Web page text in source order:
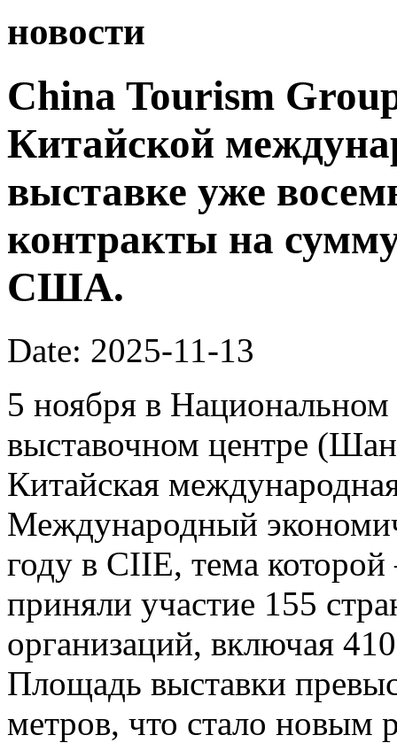
новости
China Tourism
Китайской
выставке уже
контракты на
США.
Date: 2025-11-13
5 ноября в
выставочном центре
Китайская
Международный
году в CIIE, тема
приняли участие 155
организаций, включая
Площадь выставки
метров, что стало новым